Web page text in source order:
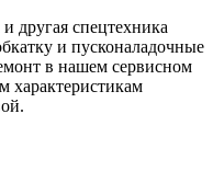
другая спецтехника
и пусконаладочные
в нашем сервисном
характеристикам